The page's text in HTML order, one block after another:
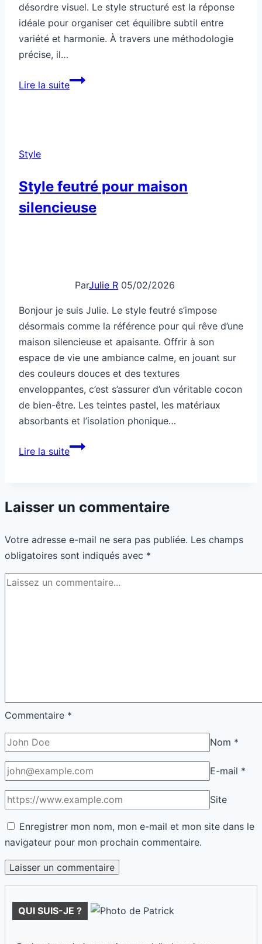
désordre visuel. Le style structuré est la réponse
idéale pour organiser cet équilibre subtil entre
variété et harmonie. À travers une méthodologie
précise, il…
Lire la suiteStyle
Style
Style feutré pour maison
silencieuse
ParJulie R 05/02/2026
Bonjour je suis Julie. Le style feutré s’impose
désormais comme la référence pour qui rêve d’une
maison silencieuse et apaisante. Offrir à son
espace de vie une ambiance calme, en jouant sur
des couleurs douces et des textures
enveloppantes, c’est s’assurer d’un véritable cocon
de bien-être. Les teintes pastel, les matériaux
absorbants et l’isolation phonique…
Lire la suiteStyle
silencieuse
Laisser un commentaire
Votre adresse e-mail ne sera pas publiée. Les champs
obligatoires sont indiqués avec *
Commentaire *
Nom *
E-mail *
Site
Enregistrer mon nom, mon e-mail et mon site dans le
navigateur pour mon prochain commentaire.
QUI SUIS-JE ?